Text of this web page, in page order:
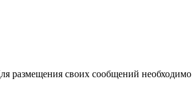
размещения своих сообщений необходимо